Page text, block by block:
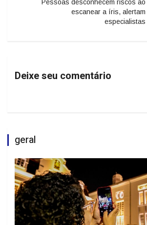
Pessoas desconhecem riscos ao
escanear a íris, alertam
especialistas
Deixe seu comentário
geral